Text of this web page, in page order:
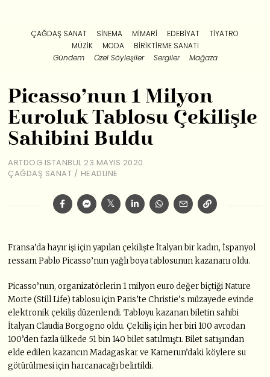
ÇAĞDAŞ SANAT SINEMA MIMARI EDEBIYAT
TIYATRO
MÜZIK
MODA
BIRIKTIRME SANATI
Gündem
Özel Söyleşiler Sergiler Mağaza
Picasso’nun 1 Milyon
Euroluk Tablosu Çekilişle
Sahibini Buldu
ARTDOG ISTANBUL 23 MAYIS 2020
ÇAĞDAŞ SANAT / HEADLINE
Fransa’da hayır işi için yapılan çekilişte İtalyan bir kadın, İspanyol
ressam Pablo Picasso’nun yağlı boya tablosunun kazananı oldu.
Picasso’nun, organizatörlerin 1 milyon euro değer biçtiği Nature
Morte (Still Life) tablosu için Paris’te Christie’s müzayede evinde
elektronik çekiliş düzenlendi. Tabloyu kazanan biletin sahibi
İtalyan Claudia Borgogno oldu. Çekiliş için her biri 100 avrodan
100’den fazla ülkede 51 bin 140 bilet satılmıştı. Bilet satışından
elde edilen kazancın Madagaskar ve Kamerun’daki köylere su
götürülmesi için harcanacağı belirtildi.